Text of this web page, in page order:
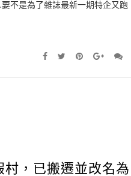
不是為了雜誌最新一期特企又跑
村，已搬遷並改名為